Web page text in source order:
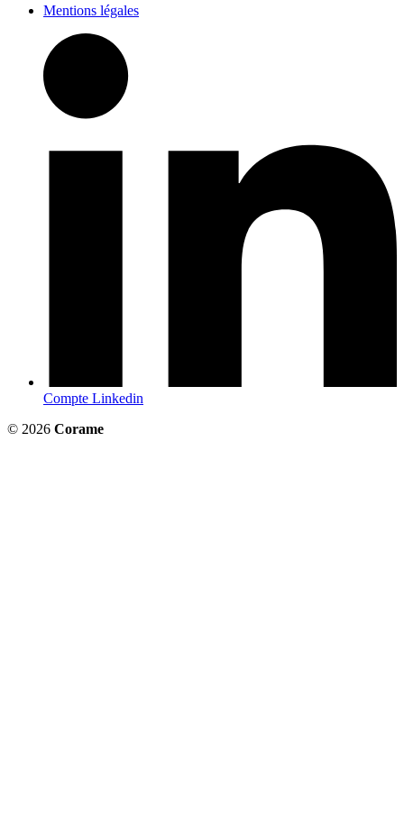
Mentions légales
Compte Linkedin
© 2026 Corame